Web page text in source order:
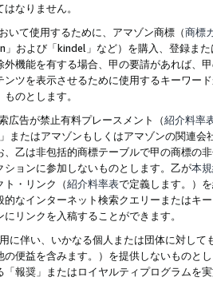
はなりません。
いて使用するために、アマゾン商標（商標
」および「kindel」など）を購入、登録ま
外機能を有する場合、甲の要請があれば、
ツを表示させるために使用するキーワー
のとします。
広告が禁止有料プレースメント（紹介料率
またはアマゾンもしくはアマゾンの関連
、乙は非包括的商標テーブルで甲の商標の
ションに参加しないものとします。乙が本
ト・リンク（紹介料率表で定義します。）
なインターネット検索クエリーまたはキ
リンクを入稿することができます。
に伴い、いかなる個人または団体に対し
便益を含みます。）を提供しないものと
報奨」またはロイヤルティプログラムを